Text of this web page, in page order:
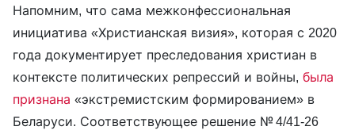
Напомним, что сама межконфессиональная
инициатива «Христианская визия», которая с 2020
года документирует преследования христиан в
контексте политических репрессий и войны, была
признана «экстремистским формированием» в
Беларуси. Соответствующее решение № 4/41-26